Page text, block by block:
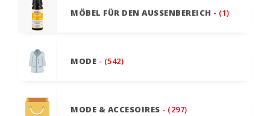
MÖBEL FÜR DEN AUSSENBEREICH - (1)
MODE - (542)
MODE & ACCESOIRES - (297)